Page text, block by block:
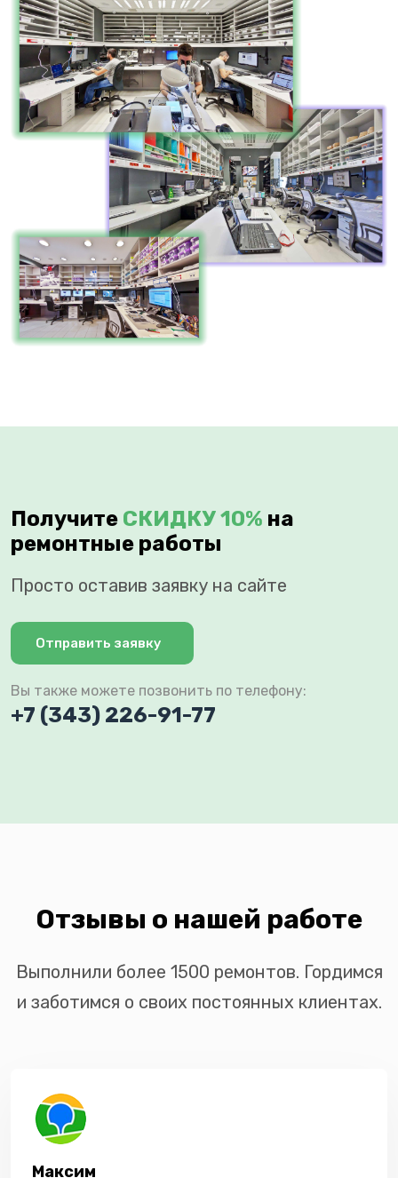
Получите СКИДКУ 10% на
ремонтные работы
Просто оставив заявку на сайте
Отправить заявку
Вы также можете позвонить по телефону:
+7 (343) 226-91-77
Отзывы о нашей работе
Выполнили более 1500 ремонтов. Гордимся
и заботимся о своих постоянных клиентах.
Максим